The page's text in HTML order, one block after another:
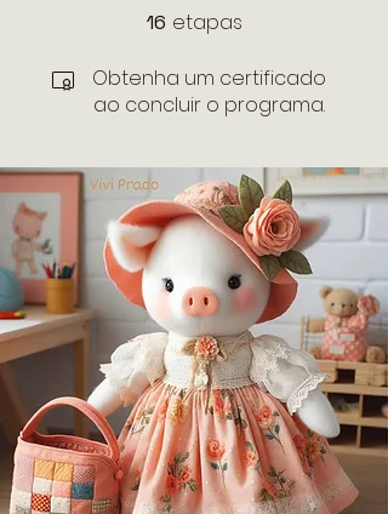
16 etapas
Obtenha um certificado
ao concluir o programa.